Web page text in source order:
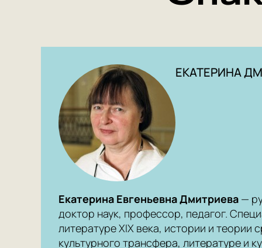
ЕКАТЕРИНА
Екатерина Евгеньевна Дмитриева —
доктор наук, профессор, педагог.
литературе XIX века, истории и теории
культурного трансфера, литературе и